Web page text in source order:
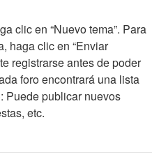
clic en “Nuevo tema”. Para
haga clic en “Enviar
registrarse antes de poder
foro encontrará una lista
Puede publicar nuevos
etc.